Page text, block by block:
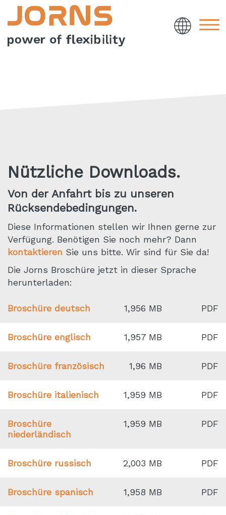
Nützliche Downloads.
Von der Anfahrt bis zu unseren
Rücksendebedingungen.
Diese Informationen stellen wir Ihnen gerne zur
Verfügung. Benötigen Sie noch mehr? Dann
kontaktieren Sie uns bitte. Wir sind für Sie da!
Die Jorns Broschüre jetzt in dieser Sprache
herunterladen:
Broschüre deutsch 1,956 MB PDF
Broschüre englisch 1,957 MB PDF
Broschüre französisch 1,96 MB PDF
Broschüre italienisch 1,959 MB PDF
Broschüre
niederländisch
1,959 MB PDF
Broschüre russisch 2,003 MB PDF
Broschüre spanisch 1,958 MB PDF